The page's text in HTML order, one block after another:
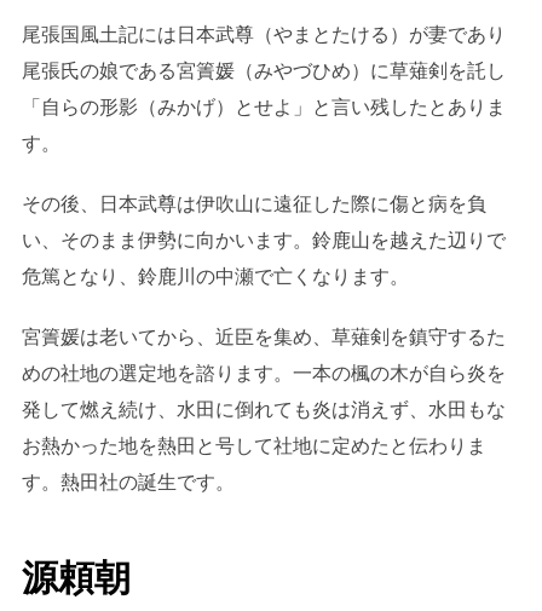
尾張国風土記には日本武尊（やまとたける）が妻であり
尾張氏の娘である宮簀媛（みやづひめ）に草薙剣を託し
「自らの形影（みかげ）とせよ」と言い残したとありま
す。
その後、日本武尊は伊吹山に遠征した際に傷と病を負
い、そのまま伊勢に向かいます。鈴鹿山を越えた辺りで
危篤となり、鈴鹿川の中瀬で亡くなります。
宮簀媛は老いてから、近臣を集め、草薙剣を鎮守するた
めの社地の選定地を諮ります。一本の楓の木が自ら炎を
発して燃え続け、水田に倒れても炎は消えず、水田もな
お熱かった地を熱田と号して社地に定めたと伝わりま
す。熱田社の誕生です。
源頼朝